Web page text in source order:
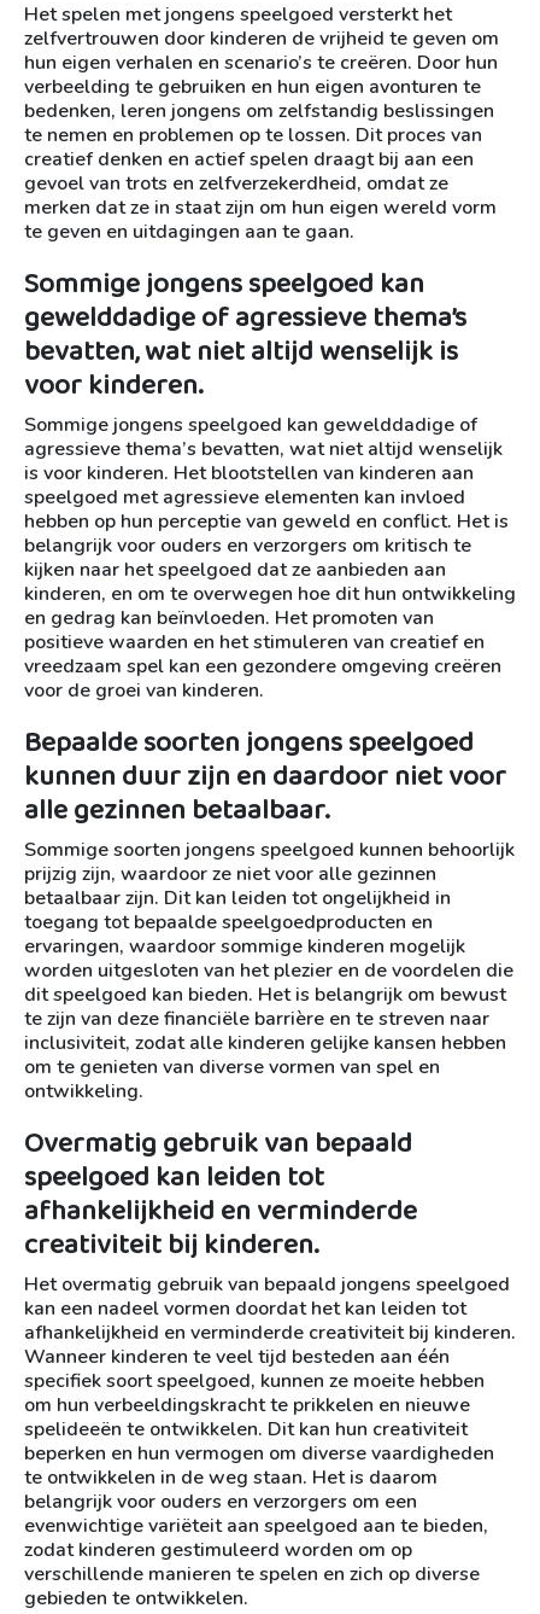
Het spelen met jongens speelgoed versterkt het
zelfvertrouwen door kinderen de vrijheid te geven om
hun eigen verhalen en scenario’s te creëren. Door hun
verbeelding te gebruiken en hun eigen avonturen te
bedenken, leren jongens om zelfstandig beslissingen
te nemen en problemen op te lossen. Dit proces van
creatief denken en actief spelen draagt bij aan een
gevoel van trots en zelfverzekerdheid, omdat ze
merken dat ze in staat zijn om hun eigen wereld vorm
te geven en uitdagingen aan te gaan.
Sommige jongens speelgoed kan
gewelddadige of agressieve thema’s
bevatten, wat niet altijd wenselijk is
voor kinderen.
Sommige jongens speelgoed kan gewelddadige of
agressieve thema’s bevatten, wat niet altijd wenselijk
is voor kinderen. Het blootstellen van kinderen aan
speelgoed met agressieve elementen kan invloed
hebben op hun perceptie van geweld en conflict. Het is
belangrijk voor ouders en verzorgers om kritisch te
kijken naar het speelgoed dat ze aanbieden aan
kinderen, en om te overwegen hoe dit hun ontwikkeling
en gedrag kan beïnvloeden. Het promoten van
positieve waarden en het stimuleren van creatief en
vreedzaam spel kan een gezondere omgeving creëren
voor de groei van kinderen.
Bepaalde soorten jongens speelgoed
kunnen duur zijn en daardoor niet voor
alle gezinnen betaalbaar.
Sommige soorten jongens speelgoed kunnen behoorlijk
prijzig zijn, waardoor ze niet voor alle gezinnen
betaalbaar zijn. Dit kan leiden tot ongelijkheid in
toegang tot bepaalde speelgoedproducten en
ervaringen, waardoor sommige kinderen mogelijk
worden uitgesloten van het plezier en de voordelen die
dit speelgoed kan bieden. Het is belangrijk om bewust
te zijn van deze financiële barrière en te streven naar
inclusiviteit, zodat alle kinderen gelijke kansen hebben
om te genieten van diverse vormen van spel en
ontwikkeling.
Overmatig gebruik van bepaald
speelgoed kan leiden tot
afhankelijkheid en verminderde
creativiteit bij kinderen.
Het overmatig gebruik van bepaald jongens speelgoed
kan een nadeel vormen doordat het kan leiden tot
afhankelijkheid en verminderde creativiteit bij kinderen.
Wanneer kinderen te veel tijd besteden aan één
specifiek soort speelgoed, kunnen ze moeite hebben
om hun verbeeldingskracht te prikkelen en nieuwe
spelideeën te ontwikkelen. Dit kan hun creativiteit
beperken en hun vermogen om diverse vaardigheden
te ontwikkelen in de weg staan. Het is daarom
belangrijk voor ouders en verzorgers om een
evenwichtige variëteit aan speelgoed aan te bieden,
zodat kinderen gestimuleerd worden om op
verschillende manieren te spelen en zich op diverse
gebieden te ontwikkelen.